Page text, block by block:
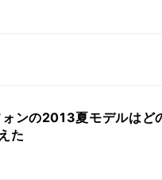
ォンの2013夏モデルはど
た